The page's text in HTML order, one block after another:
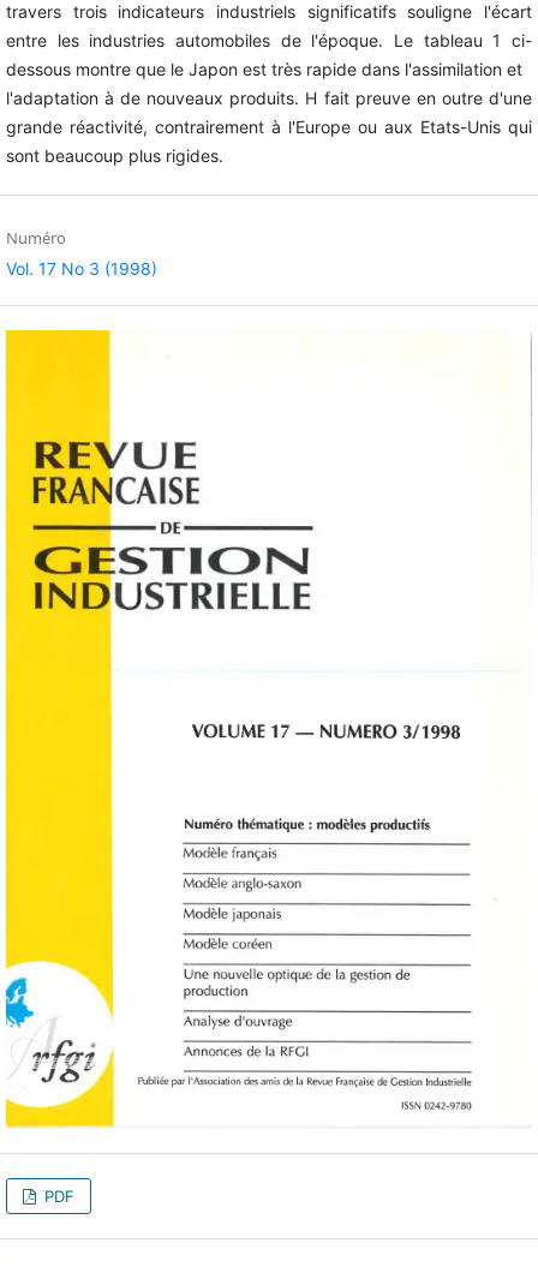
travers trois indicateurs industriels significatifs souligne l'écart
entre les industries automobiles de l'époque. Le tableau 1 ci-
dessous montre que le Japon est très rapide dans l'assimilation et
l'adaptation à de nouveaux produits. H fait preuve en outre d'une
grande réactivité, contrairement à l'Europe ou aux Etats-Unis qui
sont beaucoup plus rigides.
Numéro
Vol. 17 No 3 (1998)
PDF